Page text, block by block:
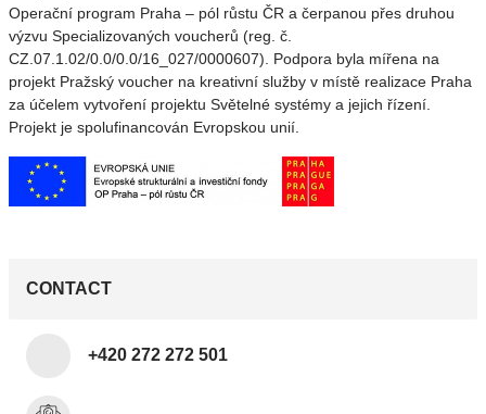
Operační program Praha – pól růstu ČR a čerpanou přes druhou
výzvu Specializovaných voucherů (reg. č.
CZ.07.1.02/0.0/0.0/16_027/0000607). Podpora byla mířena na
projekt Pražský voucher na kreativní služby v místě realizace Praha
za účelem vytvoření projektu Světelné systémy a jejich řízení.
Projekt je spolufinancován Evropskou unií.
CONTACT
+420 272 272 501